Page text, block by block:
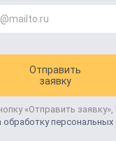
Отправить
заявку
«Отправить
обработку